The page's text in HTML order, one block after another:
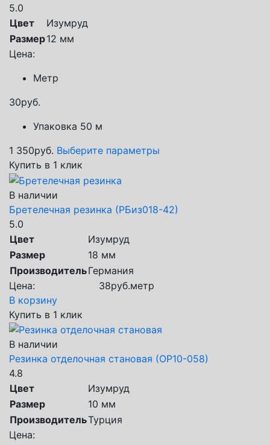
5.0
Цвет
Изумруд
Размер12 мм
Цена:
Метр
30руб.
Упаковка 50 м
1 350руб. Выберите параметры
Купить в 1 клик
В наличии
Бретелечная резинка (РБиз018-42)
5.0
Цвет
Изумруд
Размер
18 мм
ПроизводительГермания
Цена:
38руб.метр
В корзину
Купить в 1 клик
В наличии
Резинка отделочная становая (ОР10-058)
4.8
Цвет
Изумруд
Размер
10 мм
ПроизводительТурция
Цена: